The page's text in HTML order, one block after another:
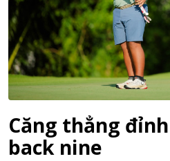
Căng thẳng
back nine